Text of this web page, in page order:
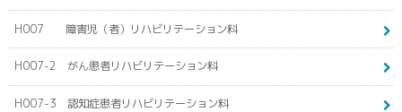
H007 障害児（者）リハビリテーション料
H007-2 がん患者リハビリテーション料
H007-3 認知症患者リハビリテーション料